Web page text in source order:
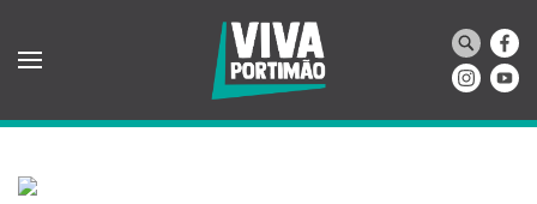
Saltar para o conteúdo principal